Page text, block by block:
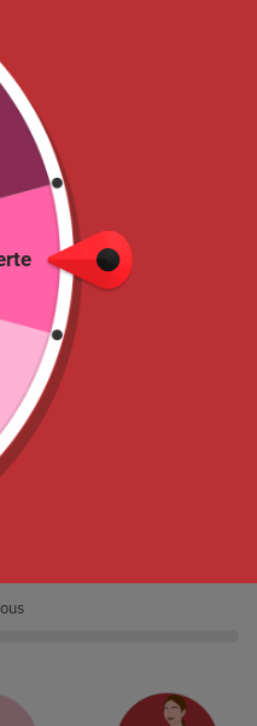
– Bleu ou Rose
au panier